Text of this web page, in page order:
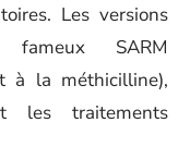
Les versions
fameux SARM
à la méthicilline),
les traitements